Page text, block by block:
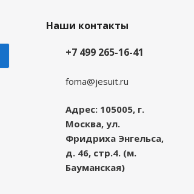
Наши контакты
+7 499 265-16-41
foma@jesuit.ru
Адрес: 105005, г.
Москва, ул.
Фридриха Энгельса,
д. 46, стр.4. (м.
Бауманская)